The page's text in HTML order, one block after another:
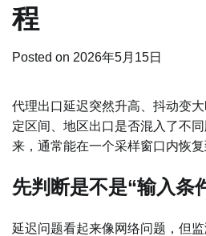
程
Posted on 2026年5月15日
代理出口延迟突然升高、抖动变
定区间、地区出口是否混入了不
来，通常能在一个采样窗口内恢复
先判断是不是“输入条
延迟问题看起来像网络问题，但